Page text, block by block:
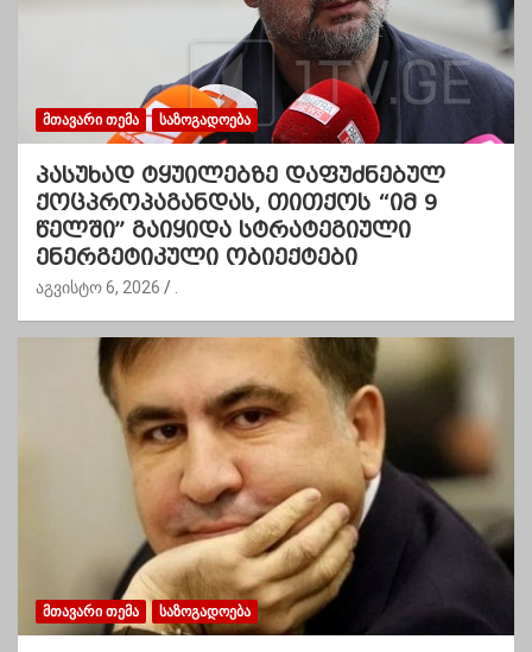
ᲛᲗᲐᲕᲐᲠᲘ ᲗᲔᲛᲐ ᲡᲐᲖᲝᲒᲐᲓᲝᲔᲑᲐ
პასუხად ტყუილებზე დაფუძნებულ
ქოცპროპაგანდას, თითქოს “იმ 9
წელში” გაიყიდა სტრატეგიული
ენერგეტიკული ობიექტები
აგვისტო 6, 2026
ᲛᲗᲐᲕᲐᲠᲘ ᲗᲔᲛᲐ ᲡᲐᲖᲝᲒᲐᲓᲝᲔᲑᲐ